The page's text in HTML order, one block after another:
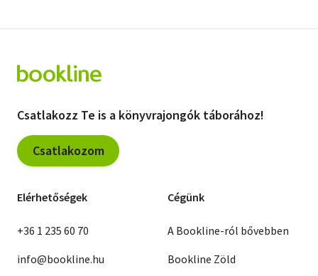
Csatlakozz Te is a könyvrajongók táborához!
Csatlakozom
Elérhetőségek
+36 1 235 60 70
info@bookline.hu
Cégünk
A Bookline-ról bővebben
Bookline Zöld